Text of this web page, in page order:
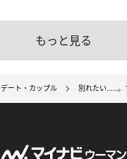
もっと見る
デート・カップル 別れたい……。